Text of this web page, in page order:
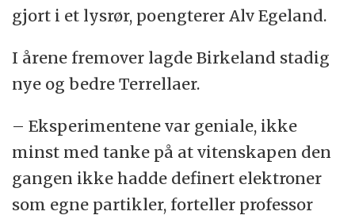
gjort i et lysrør, poengterer Alv Egeland.
I årene fremover lagde Birkeland stadig
nye og bedre Terrellaer.
– Eksperimentene var geniale, ikke
minst med tanke på at vitenskapen den
gangen ikke hadde definert elektroner
som egne partikler, forteller professor